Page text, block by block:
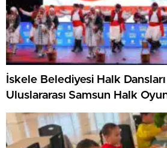
İskele Belediyesi Halk
Uluslararası Samsun Halk
KKTC’yi Gururla Temsil Ediyor